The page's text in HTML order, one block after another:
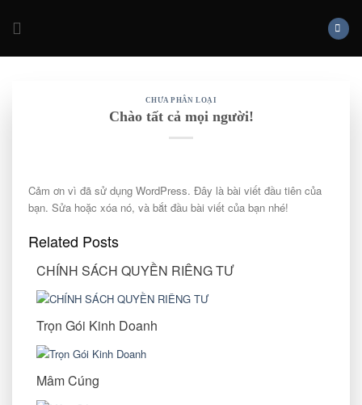
CHƯA PHÂN LOẠI
Chào tất cả mọi người!
Cảm ơn vì đã sử dụng WordPress. Đây là bài viết đầu tiên của
bạn. Sửa hoặc xóa nó, và bắt đầu bài viết của bạn nhé!
Related Posts
CHÍNH SÁCH QUYỀN RIÊNG TƯ
Trọn Gói Kinh Doanh
Mâm Cúng